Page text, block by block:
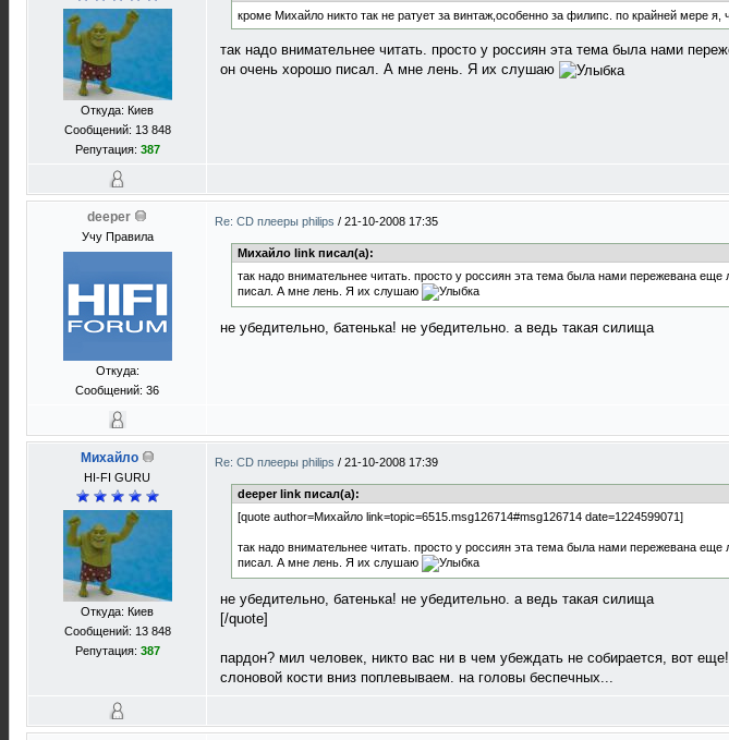
Откуда: Киев
Сообщений: 13 848
Репутация: 387
кроме Михайло никто так не ратует за винтаж,особенно за филипс. по крайней мере я,
так надо внимательнее читать. просто у россиян эта тема была нами
он очень хорошо писал. А мне лень. Я их слушаю
deeper
Учу Правила
Откуда:
Сообщений: 36
Re: CD плееры philips / 21-10-2008 17:35
Михайло link писал(а):
так надо внимательнее читать. просто у россиян эта тема была нами пережевана
писал. А мне лень. Я их слушаю
не убедительно, батенька! не убедительно. а ведь такая силища
Михайло
HI-FI GURU
Откуда: Киев
Сообщений: 13 848
Репутация: 387
Re: CD плееры philips / 21-10-2008 17:39
deeper link писал(а):
[quote author=Михайло link=topic=6515.msg126714#msg126714 date=1224599071]
так надо внимательнее читать. просто у россиян эта тема была нами пережевана
писал. А мне лень. Я их слушаю
не убедительно, батенька! не убедительно. а ведь такая силища
[/quote]
пардон? мил человек, никто вас ни в чем убеждать не собирается, вот
слоновой кости вниз поплевываем. на головы беспечных...